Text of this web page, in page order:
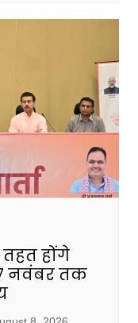
होंगे
नवंबर तक